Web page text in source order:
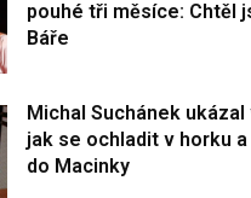
pouhé tři měsíce: Chtěl
Báře
Michal Suchánek ukázal
jak se ochladit v horku
do Macinky